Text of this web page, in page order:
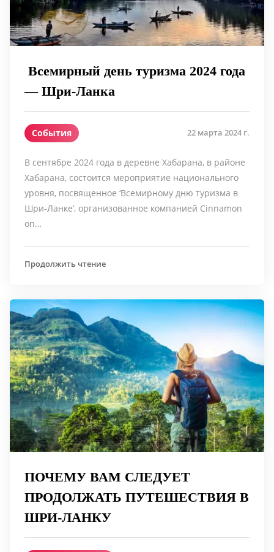
Всемирный день туризма 2024 года
— Шри-Ланка
События 22 марта 2024 г.
В сентябре 2024 года в деревне Хабарана, в районе
Хабарана, состоится мероприятие национального
уровня, посвященное ‘Всемирному дню туризма в
Шри-Ланке’, организованное компанией Cinnamon
on…
Продолжить чтение
ПОЧЕМУ ВАМ СЛЕДУЕТ
ПРОДОЛЖАТЬ ПУТЕШЕСТВИЯ В
ШРИ-ЛАНКУ